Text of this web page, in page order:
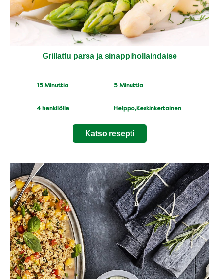
Grillattu parsa ja sinappihollaindaise
CookingTime
15 Minuttia PreparationTime
5 Minuttia
Servings
4 henkilölle Difficulty
Helppo,Keskinkertainen
Katso resepti